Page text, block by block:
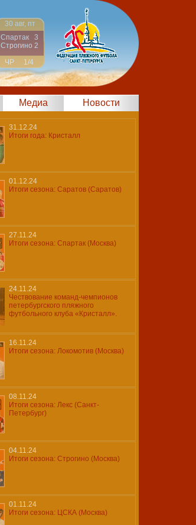
30 авг, пт
Спартак
3
Строгино 2
ЧР
1/4
Медиа Новости
31.12.24
Итоги года: Кристалл
01.12.24
Итоги сезона: Саратов (Саратов)
27.11.24
Итоги сезона: Спартак (Москва)
24.11.24
Чествование команд-чемпионов
петербургского пляжного
футбольного клуба «Кристалл».
16.11.24
Итоги сезона: Локомотив (Москва)
08.11.24
Итоги сезона: Лекс (Санкт-
Петербург)
04.11.24
Итоги сезона: Строгино (Москва)
01.11.24
Итоги сезона: ЦСКА (Москва)